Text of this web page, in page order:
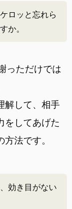
ロッと忘れら
か。
っただけでは
解して、相手
をしてあげた
法です。
効き目がない